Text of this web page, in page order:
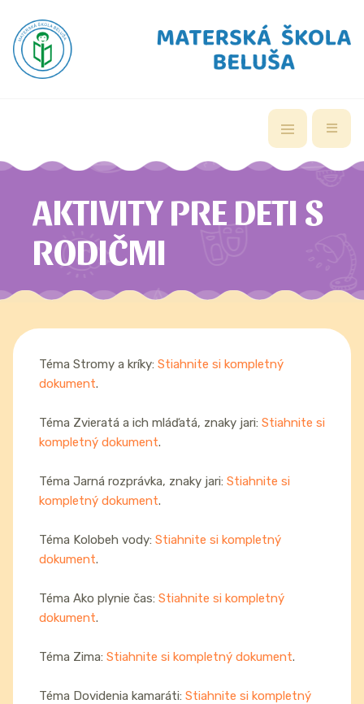
AKTIVITY PRE DETI S
RODIČMI
Téma Stromy a kríky: Stiahnite si kompletný
dokument.
Téma Zvieratá a ich mláďatá, znaky jari: Stiahnite si
kompletný dokument.
Téma Jarná rozprávka, znaky jari: Stiahnite si
kompletný dokument.
Téma Kolobeh vody: Stiahnite si kompletný
dokument.
Téma Ako plynie čas: Stiahnite si kompletný
dokument.
Téma Zima: Stiahnite si kompletný dokument.
Téma Dovidenia kamaráti: Stiahnite si kompletný